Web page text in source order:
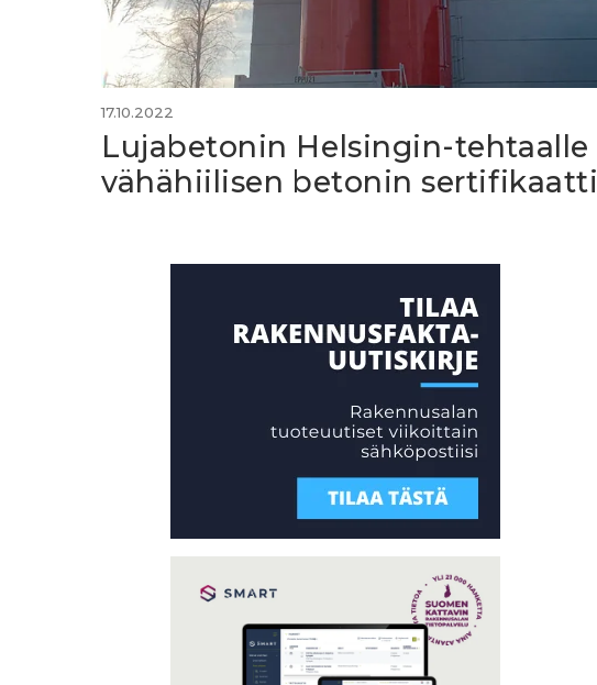
17.10.2022
Lujabetonin Helsingin-tehtaalle
vähähiilisen betonin sertifikaatti